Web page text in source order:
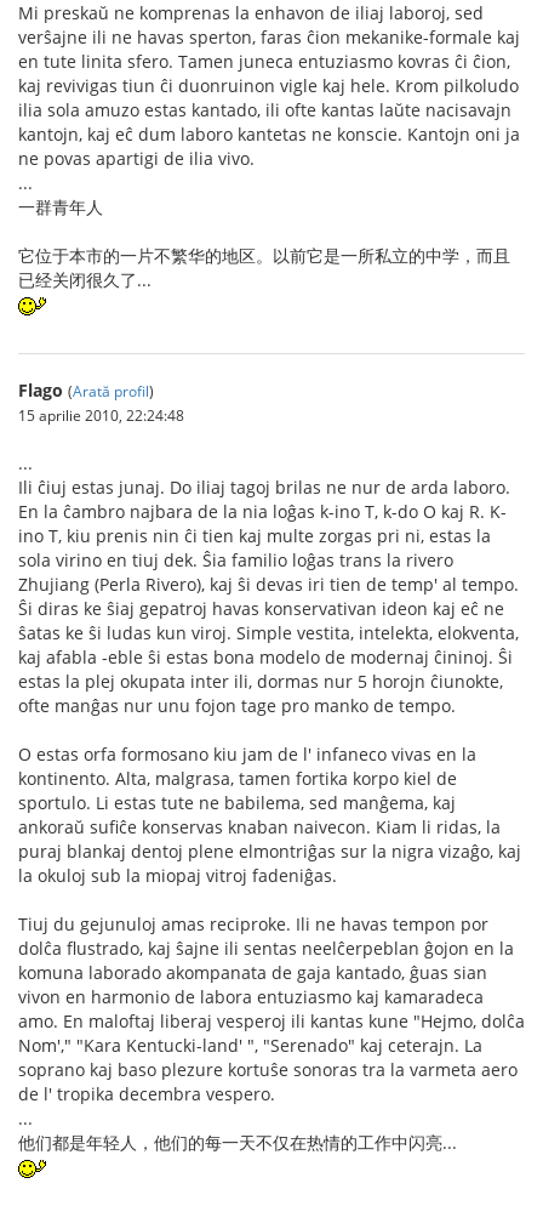
Mi preskaŭ ne komprenas la enhavon de iliaj laboroj, sed
verŝajne ili ne havas sperton, faras ĉion mekanike-formale kaj
en tute linita sfero. Tamen juneca entuziasmo kovras ĉi ĉion,
kaj revivigas tiun ĉi duonruinon vigle kaj hele. Krom pilkoludo
ilia sola amuzo estas kantado, ili ofte kantas laŭte nacisavajn
kantojn, kaj eĉ dum laboro kantetas ne konscie. Kantojn oni ja
ne povas apartigi de ilia vivo.
...
一群青年人
它位于本市的一片不繁华的地区。以前它是一所私立的中学，而且
已经关闭很久了...
Flago (Arată profil)
15 aprilie 2010, 22:24:48
...
Ili ĉiuj estas junaj. Do iliaj tagoj brilas ne nur de arda laboro.
En la ĉambro najbara de la nia loĝas k-ino T, k-do O kaj R. K-
ino T, kiu prenis nin ĉi tien kaj multe zorgas pri ni, estas la
sola virino en tiuj dek. Ŝia familio loĝas trans la rivero
Zhujiang (Perla Rivero), kaj ŝi devas iri tien de temp' al tempo.
Ŝi diras ke ŝiaj gepatroj havas konservativan ideon kaj eĉ ne
ŝatas ke ŝi ludas kun viroj. Simple vestita, intelekta, elokventa,
kaj afabla -eble ŝi estas bona modelo de modernaj ĉininoj. Ŝi
estas la plej okupata inter ili, dormas nur 5 horojn ĉiunokte,
ofte manĝas nur unu fojon tage pro manko de tempo.
O estas orfa formosano kiu jam de l' infaneco vivas en la
kontinento. Alta, malgrasa, tamen fortika korpo kiel de
sportulo. Li estas tute ne babilema, sed manĝema, kaj
ankoraŭ sufiĉe konservas knaban naivecon. Kiam li ridas, la
puraj blankaj dentoj plene elmontriĝas sur la nigra vizaĝo, kaj
la okuloj sub la miopaj vitroj fadeniĝas.
Tiuj du gejunuloj amas reciproke. Ili ne havas tempon por
dolĉa flustrado, kaj ŝajne ili sentas neelĉerpeblan ĝojon en la
komuna laborado akompanata de gaja kantado, ĝuas sian
vivon en harmonio de labora entuziasmo kaj kamaradeca
amo. En maloftaj liberaj vesperoj ili kantas kune "Hejmo, dolĉa
Nom'," "Kara Kentucki-land' ", "Serenado" kaj ceterajn. La
soprano kaj baso plezure kortuŝe sonoras tra la varmeta aero
de l' tropika decembra vespero.
...
他们都是年轻人，他们的每一天不仅在热情的工作中闪亮...